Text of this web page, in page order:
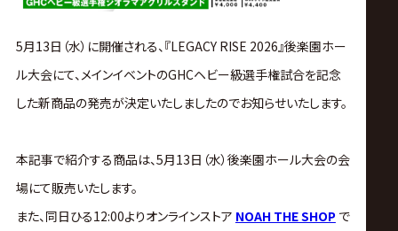
グ・
ノ
ア
公
式
5月13日（水）に開催される、『LEGACY RISE 2026』後楽園ホー
ル大会にて、メインイベントのGHCヘビー級選手権試合を記念
した新商品の発売が決定いたしましたのでお知らせいたします。
本記事で紹介する商品は、5月13日（水）後楽園ホール大会の会
場にて販売いたします。
また、同日ひる12:00よりオンラインストア NOAH THE SHOP で